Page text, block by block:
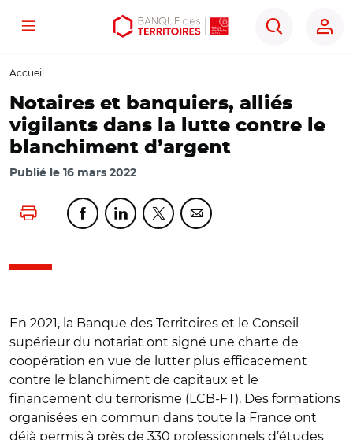
Aller
contenu
Aller
menu
Ouvrir
outils
Menu
Rechercher
Accueil
Notaires et banquiers, alliés
vigilants dans la lutte contre le
blanchiment d’argent
Publié le 16 mars 2022
Lancer l'impressionPartager cette page sur Facebook
Partager cette page sur Linkedin
Partager cette page sur Twitter
Partager cette page sur
En 2021, la Banque des Territoires et le Conseil
supérieur du notariat ont signé une charte de
coopération en vue de lutter plus efficacement
contre le blanchiment de capitaux et le
financement du terrorisme (LCB-FT). Des formations
organisées en commun dans toute la France ont
déjà permis à près de 330 professionnels d’études